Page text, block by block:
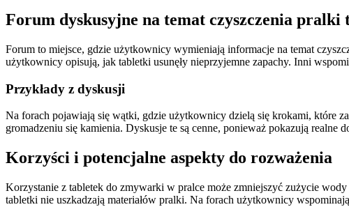
Forum dyskusyjne na temat czyszczenia
Forum to miejsce, gdzie użytkownicy wymieniają informacje na temat
użytkownicy opisują, jak tabletki usunęły nieprzyjemne zapachy. Inni
Przykłady z dyskusji
Na forach pojawiają się wątki, gdzie użytkownicy dzielą się krokami, które
gromadzeniu się kamienia. Dyskusje te są cenne, ponieważ pokazują
Korzyści i potencjalne aspekty do rozważenia
Korzystanie z tabletek do zmywarki w pralce może zmniejszyć zużycie
tabletki nie uszkadzają materiałów pralki. Na forach użytkownicy